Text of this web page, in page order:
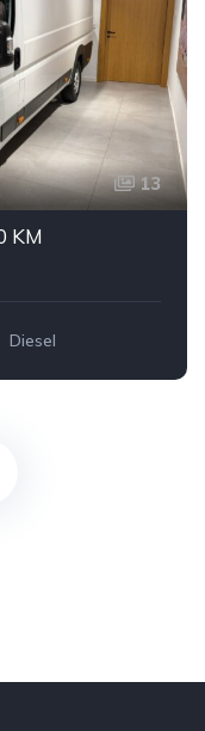
13
KM
Diesel